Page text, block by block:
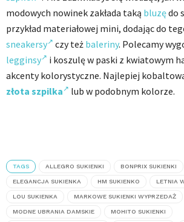
modowych nowinek zakłada taką bluzędo
przykład materiałowej mini, dodając do
sneakersy
czy też baleriny. Polecamy
legginsy
i koszulę w paski z kwiatowym
akcenty kolorystyczne. Najlepiej
złota szpilka
lub w podobnym kolorze.
TAGS ALLEGRO SUKIENKI BONPRIX SUKIENKI
ELEGANCJA SUKIENKA HM SUKIENKO LETNIA
LOU SUKIENKA MARKOWE SUKIENKI WYPRZEDAŻ
MODNE UBRANIA DAMSKIE MOHITO SUKIENKI